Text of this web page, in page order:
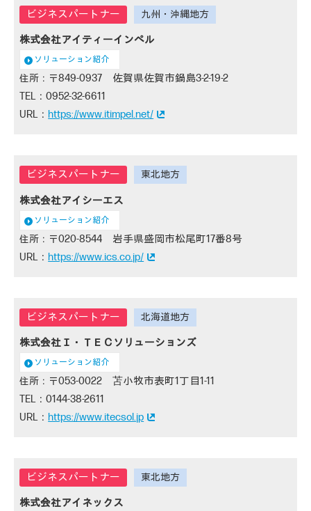
株式会社アイティーインペル
ソリューション紹介
849-0937 佐賀県佐賀市鍋島3-2-19-2
0952-32-6611
https://www.itimpel.net/
株式会社アイシーエス
ソリューション紹介
020-8544 岩手県盛岡市松尾町17番8号
https://www.ics.co.jp/
株式会社Ｉ・ＴＥＣソリューションズ
ソリューション紹介
053-0022 苫小牧市表町1丁目1-11
0144-38-2611
https://www.itecsol.jp
株式会社アイネックス